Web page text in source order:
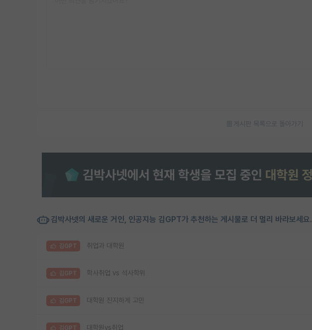
게시판 목록으로 돌아가기
김박사넷의 새로운 거인, 인공지능 김GPT가 추천하는 게시물로 더 멀리 바라보세요.
김GPT 취업과 대학원
김GPT 학사취업 vs 석사학위
김GPT 대학원 진지하게 고민
김GPT 대학원vs취업